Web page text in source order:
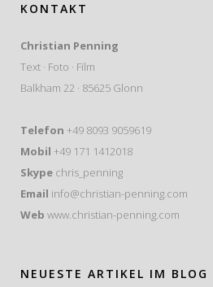
KONTAKT
Christian Penning
Text · Foto · Film
Balkham 22 · 85625 Glonn
Telefon +49 8093 9059619
Mobil +49 171 1412018
Skype chris_penning
Email info@christian-penning.com
Web www.christian-penning.com
NEUESTE ARTIKEL IM BLOG